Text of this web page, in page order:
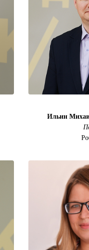
Ильин